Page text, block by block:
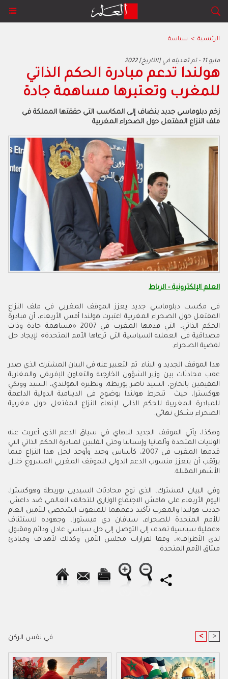
الرئيسية > سياسة
2022 مايو 11 - تم تعديله في [التاريخ]
هولندا تدعم مبادرة الحكم الذاتي
للمغرب وتعتبرها مساهمة جادة
زخم دبلوماسي جديد ينضاف إلى المكاسب التي حققتها المملكة في
ملف النزاع المفتعل حول الصحراء المغربية
العلم الإلكترونية - الرباط
في مكسب دبلوماسي جديد يعزز الموقف المغربي في ملف النزاع
المفتعل حول الصحراء المغربية اعتبرت هولندا أمس الأربعاء، أن مبادرة
الحكم الذاتي، التي قدمها المغرب في 2007 «مساهمة جادة وذات
مصداقية في العملية السياسية التي ترعاها الأمم المتحدة» لإيجاد حل
لقضية الصحراء.
هذا الموقف الجديد و البناء تم التعبير عنه في البيان المشترك الذي صدر
عقب محادثات بين وزير الشؤون الخارجية والتعاون الإفريقي والمغاربة
المقيمين بالخارج، السيد ناصر بوريطة، ونظيره الهولندي، السيد ووبكي
هوكسترا، حيث تنخرط هولندا بوضوح في الدينامية الدولية الداعمة
للمبادرة المغربية للحكم الذاتي لإنهاء النزاع المفتعل حول مغربية
الصحراء بشكل نهائي.
وهكذا، يأتي الموقف الجديد للاهاي في سياق الدعم الذي أعربت عنه
الولايات المتحدة وألمانيا وإسبانيا وحتى الفلبين لمبادرة الحكم الذاتي التي
قدمها المغرب في 2007، كأساس وحيد وأوحد لحل هذا النزاع فيما
يرتقب أن يتعزز منسوب الدعم الدولي للموقف المغربي المشروع خلال
الأشهر المقبلة.
وفي البيان المشترك، الذي توج محادثات السيدين بوريطة وهوكسترا،
اليوم الأربعاء على هامش الاجتماع الوزاري للتحالف العالمي ضد داعش.
جددت هولندا والمغرب تأكيد دعمهما للمبعوث الشخصي للأمين العام
للأمم المتحدة للصحراء، ستافان دي ميستورا، وجهوده لاستئناف
«عملية سياسية تهدف إلى التوصل إلى حل سياسي عادل ودائم ومقبول
لدى الأطراف»، وفقا لقرارات مجلس الأمن وكذلك لأهداف ومبادئ
ميثاق الأمم المتحدة.
في نفس الركن < >